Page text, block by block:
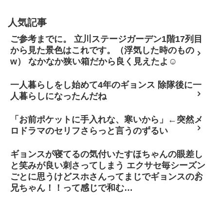
人気記事
ご参考までに。 立川ステージガーデン1階17列目
から見た景色はこれです。（浮気した時のもの
w） なかなか狭い箱だから良く見えたよ☺
一人暮らしをし始めて4年のギョンス 除隊後に一
人暮らしになったんだね
「お前ポケットに手入れな、寒いから」←突然メ
ロドラマのセリフさらっと言うのずるい
ギョンスが寝てるの気付いたすほちゃんの眼差し
と笑みが良い刺さってしまう エクサセ毎シーズン
ごとに思うけどスホさんってまじでギョンスのお
兄ちゃん！！って感じで和む…